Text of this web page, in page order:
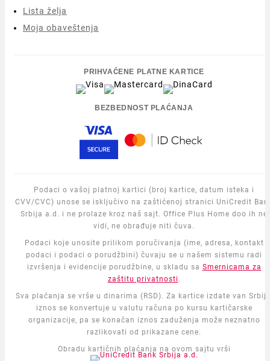
Lista želja
Moja obaveštenja
PRIHVAĆENE PLATNE KARTICE
BEZBEDNOST PLAĆANJA
Podaci o vašoj platnoj kartici (broj kartice, datum isteka i
CVV/CVC) unose se isključivo na zaštićenoj stranici UniCredit
Srbija a.d. i ne prolaze kroz naš sajt. Office Plus Home doo ih ne
vidi, ne obrađuje niti čuva.
Podaci koje unosite prilikom poručivanja (ime, adresa, kontakt
podaci i podaci o porudžbini) čuvaju se u našem sistemu radi
izvršenja i evidencije porudžbine, u skladu sa Smernicama za
zaštitu privatnosti .
Sva plaćanja se vrše u dinarima (RSD). Za kartice izdate van
iznos se konvertuje u valutu računa po kursu kartičarske
organizacije, pa se konačan iznos zaduženja može neznatno
razlikovati od prikazane cene.
Obradu kartičnih plaćanja na ovom sajtu vrši